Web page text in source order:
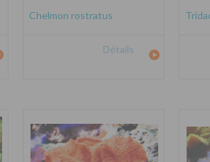
Chelmon rostratus
Détails